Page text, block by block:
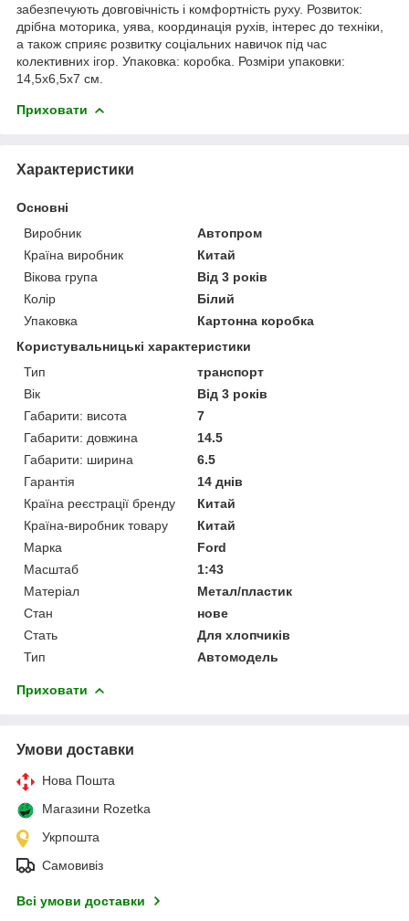
забезпечують довговічність і комфортність руху. Розвиток:
дрібна моторика, уява, координація рухів, інтерес до техніки,
а також сприяє розвитку соціальних навичок під час
колективних ігор. Упаковка: коробка. Розміри упаковки:
14,5х6,5х7 см.
Приховати
Характеристики
Основні
Виробник
Автопром
Країна виробник
Китай
Вікова група
Від 3 років
Колір
Білий
Упаковка
Картонна коробка
Користувальницькі характеристики
Тип
транспорт
Вік
Від 3 років
Габарити: висота
7
Габарити: довжина
14.5
Габарити: ширина
6.5
Гарантія
14 днів
Країна реєстрації бренду
Китай
Країна-виробник товару
Китай
Марка
Ford
Масштаб
1:43
Матеріал
Метал/пластик
Стан
нове
Стать
Для хлопчиків
Тип
Автомодель
Приховати
Умови доставки
Нова Пошта
Магазини Rozetka
Укрпошта
Самовивіз
Всі умови доставки